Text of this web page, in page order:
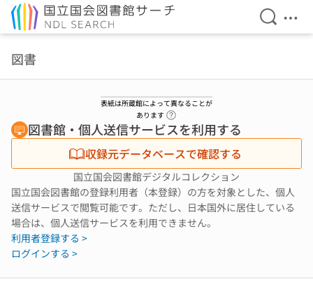
検索を
メ
図書
表紙は所蔵館によって異なることが
あります
図書館・個人送信サービスを利用する
収録元データベースで確認する
国立国会図書館デジタルコレクション
国立国会図書館の登録利用者（本登録）の方を対象とした、個人
送信サービスで閲覧可能です。ただし、日本国外に居住している
場合は、個人送信サービスを利用できません。
利用者登録する >
ログインする >